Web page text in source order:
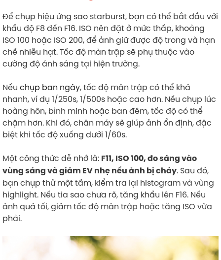
Để chụp hiệu ứng sao starburst, bạn có thể bắt đầu với
khẩu độ F8 đến F16. ISO nên đặt ở mức thấp, khoảng
ISO 100 hoặc ISO 200, để ảnh giữ được độ trong và hạn
chế nhiễu hạt. Tốc độ màn trập sẽ phụ thuộc vào
cường độ ánh sáng tại hiện trường.
Nếu chụp ban ngày, tốc độ màn trập có thể khá
nhanh, ví dụ 1/250s, 1/500s hoặc cao hơn. Nếu chụp lúc
hoàng hôn, bình minh hoặc ban đêm, tốc độ có thể
chậm hơn. Khi đó, chân máy sẽ giúp ảnh ổn định, đặc
biệt khi tốc độ xuống dưới 1/60s.
Một công thức dễ nhớ là: F11, ISO 100, đo sáng vào
vùng sáng và giảm EV nhẹ nếu ảnh bị cháy. Sau đó,
bạn chụp thử một tấm, kiểm tra lại histogram và vùng
highlight. Nếu tia sao chưa rõ, tăng khẩu lên F16. Nếu
ảnh quá tối, giảm tốc độ màn trập hoặc tăng ISO vừa
phải.